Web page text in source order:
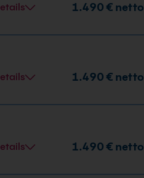
1.490 € netto
1.490 € netto
1.490 € netto